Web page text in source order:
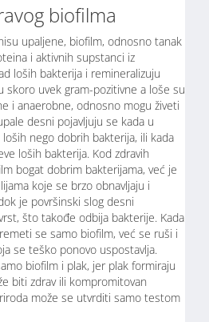
biofilma
upaljene, biofilm, odnosno tanak
i aktivnih supstanci iz
loših bakterija i remineralizuju
skoro uvek gram-pozitivne a loše su
i anaerobne, odnosno mogu živeti
desni pojavljuju se kada u
nego dobrih bakterija, ili kada
loših bakterija. Kod zdravih
bogat dobrim bakterijama, već je
koje se brzo obnavljaju i
je površinski slog desni
što takođe odbija bakterije. Kada
se samo biofilm, već se ruši i
se teško ponovo uspostavlja.
biofilm i plak, jer plak formiraju
biti zdrav ili kompromitovan
može se utvrditi samo testom